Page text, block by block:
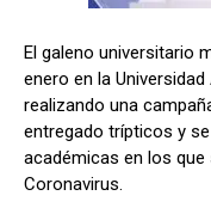
El galeno universitario
enero en la
realizando una
entregado trípticos y
académicas en los
Coronavirus.